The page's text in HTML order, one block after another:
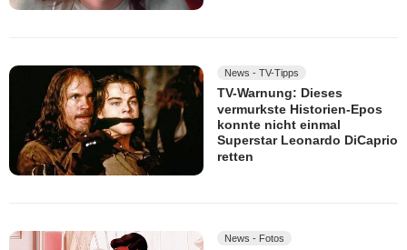
News - TV-Tipps
TV-Warnung: Dieses
vermurkste Historien-Epos
konnte nicht einmal
Superstar Leonardo DiCaprio
retten
News - Fotos